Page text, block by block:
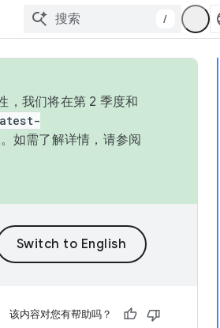
/
，我们将在第 2 季度和
如需了解详情，请参阅
该内容对您有帮助吗？